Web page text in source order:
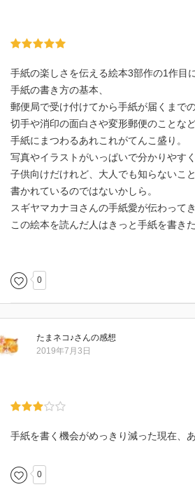
手紙の楽しさを伝える絵本3部作の1作目
手紙の書き方の基本、
郵便局で受け付けてから手紙が届くまでの
切手や消印の面白さや変形郵便のことなど
手紙にまつわるあれこれがてんこ盛り。
写真やイラストがいっぱいで分かりやす
子供向けだけれど、大人でも知らないこ
書かれているのではないかしら。
スギヤマカナヨさんの手紙愛が伝わってき
この絵本を読んだ人はきっと手紙を書きた
0
たまネコ♪さんの感想
2019年7月3日
手紙を書く機会がめっきり減った現在、
0